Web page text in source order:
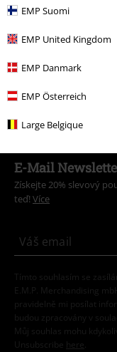
EMP Suomi
EMP United Kingdom
EMP Danmark
EMP Österreich
Large Belgique
Oblečení & doplňky
Témata Černé oblečení
Oblečení Trička a topy
Témata Biker Oblečení
E-Mail
Získejte 20% slevový
teď! Více
Tímto souhlasím se
E.M.P. Merchandising
pravidelně mi posílat
budou zpracovány v
Můj souhlas mohu
Unsubscribe here